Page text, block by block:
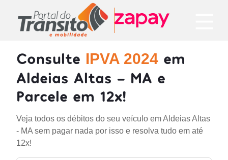
Consulte IPVA 2024 em
Aldeias Altas - MA e
Parcele em 12x!
Veja todos os débitos do seu veículo em Aldeias Altas
- MA sem pagar nada por isso e resolva tudo em até
12x!